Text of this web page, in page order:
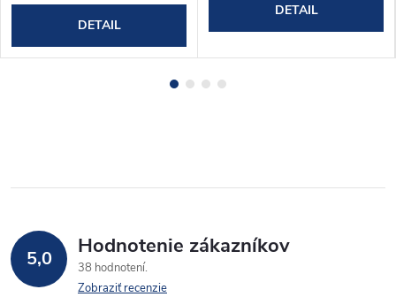
DETAIL
DETAIL
5,0 Hodnotenie zákazníkov
38 hodnotení
Zobraziť recenzie